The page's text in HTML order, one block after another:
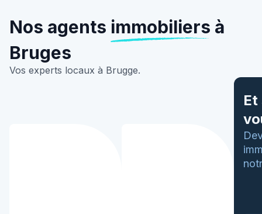
Nos agents immobiliers à
Bruges
Vos experts locaux à Brugge.